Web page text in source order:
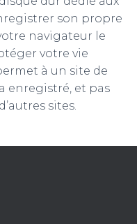
son propre
navigateur le
votre vie
à un site de
enregistré, et pas
sites.